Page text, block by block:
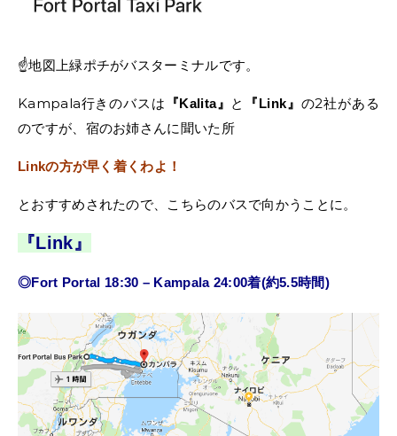
☝️地図上緑ポチがバスターミナルです。
Kampala行きのバスは 『Kalita』 と 『Link』 の2社がある
のですが、宿のお姉さんに聞いた所
Linkの方が早く着くわよ！
とおすすめされたので、こちらのバスで向かうことに。
『Link』
◎Fort Portal 18:30 – Kampala 24:00着(約5.5時間)